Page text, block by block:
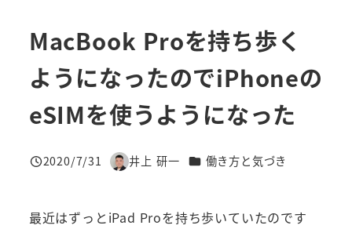
MacBook Proを持ち歩く
ようになったのでiPhoneの
eSIMを使うようになった
投稿日
2020/7/31
著
井上 研一 カテゴリー
働き方と気づき
最近はずっとiPad Proを持ち歩いていたのです